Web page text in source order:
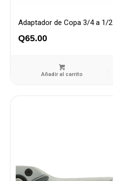
Adaptador de Copa 3/4 a 1/2
Q65.00
Añadir al carrito